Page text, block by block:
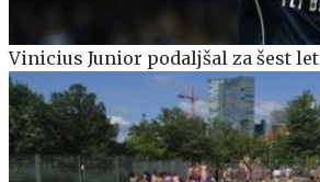
Vinicius Junior podaljšal za šest let